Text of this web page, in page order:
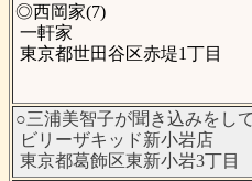
◎西岡家(7)
一軒家
東京都世田谷区赤堤1丁目
○三浦美智子が聞き込みをし
ビリーザキッド新小岩店
東京都葛飾区東新小岩3丁目